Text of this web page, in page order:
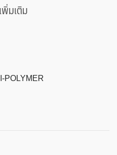
มเติม